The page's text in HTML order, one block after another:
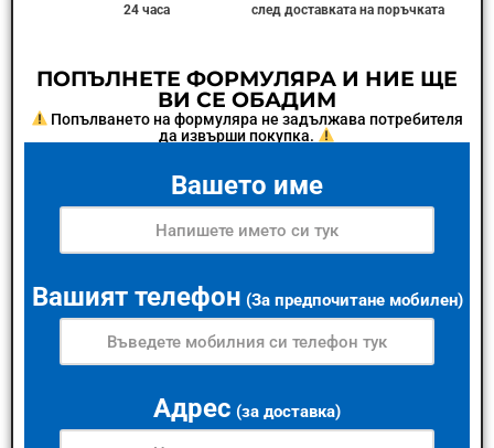
24 часа
след доставката на поръчката
ПОПЪЛНЕТЕ ФОРМУЛЯРА И НИЕ ЩЕ
ВИ СЕ ОБАДИМ
Попълването на формуляра не задължава потребителя
да извърши покупка.
Вашето име
Вашият телефон (За предпочитане мобилен)
Адрес (за доставка)